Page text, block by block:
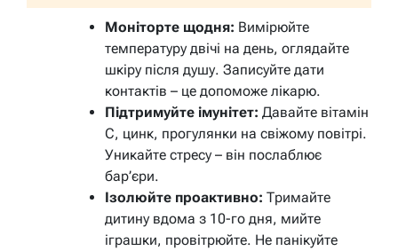
Моніторте щодня: Вимірюйте
температуру двічі на день, оглядайте
шкіру після душу. Записуйте дати
контактів – це допоможе лікарю.
Підтримуйте імунітет: Давайте вітамін
С, цинк, прогулянки на свіжому повітрі.
Уникайте стресу – він послаблює
бар’єри.
Ізолюйте проактивно: Тримайте
дитину вдома з 10-го дня, мийте
іграшки, провітрюйте. Не панікуйте